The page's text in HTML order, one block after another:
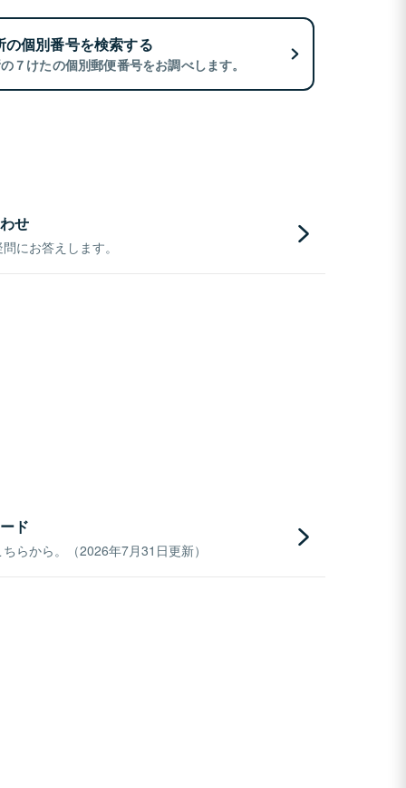
の個別番号を検索する
７けたの個別郵便番号をお調べします。
せ
にお答えします。
ド
らから。（2026年7月31日更新）